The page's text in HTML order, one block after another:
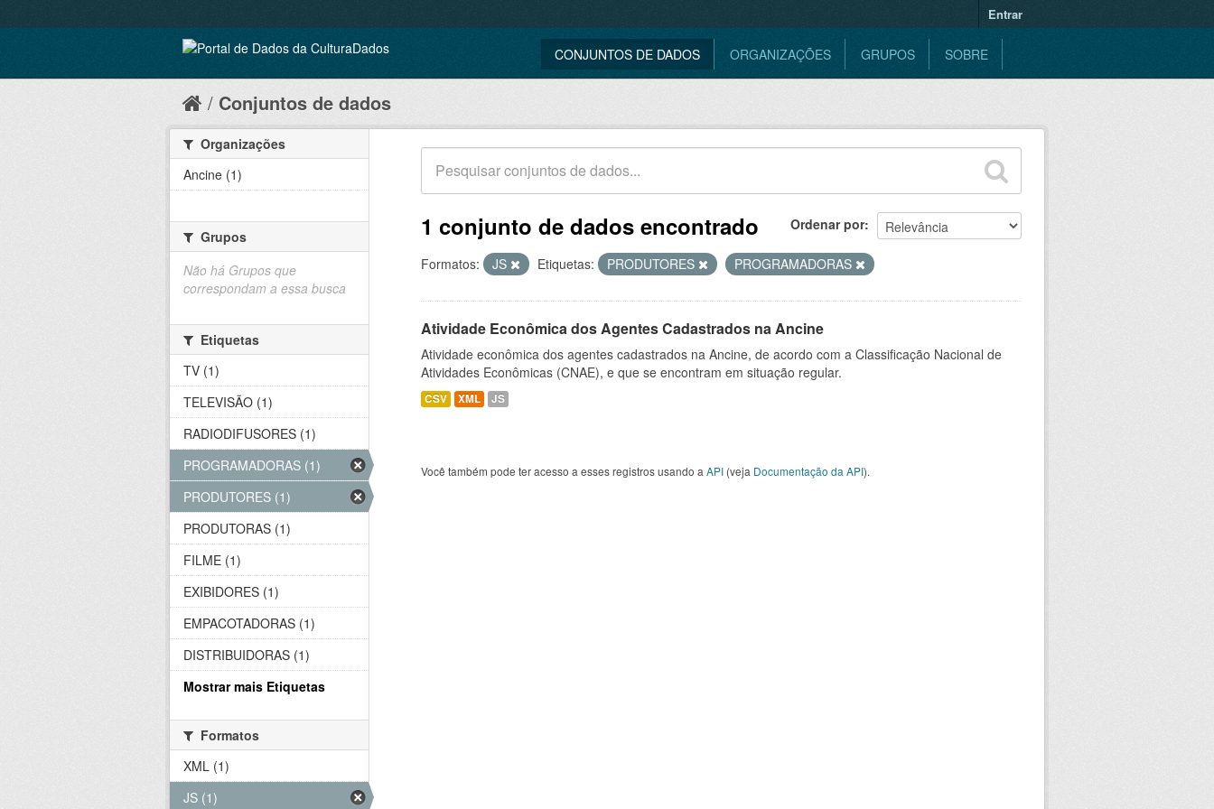
Entrar
CONJUNTOS DE DADOS ORGANIZAÇÕES GRUPOS SOBRE
Conjuntos de dados
Ordenar por
1 conjunto de dados encontrado
Formatos: JS Etiquetas: PRODUTORES PROGRAMADORAS
Atividade Econômica dos Agentes Cadastrados na Ancine
Atividade econômica dos agentes cadastrados na Ancine, de acordo com a Classificação Nacional de
Atividades Econômicas (CNAE), e que se encontram em situação regular.
CSV XML JS
Você também pode ter acesso a esses registros usando a API (veja Documentação da API).
Organizações
Ancine (1)
Grupos
Não há Grupos que
correspondam a essa busca
Etiquetas
TV (1)
TELEVISÃO (1)
RADIODIFUSORES (1)
PROGRAMADORAS (1)
PRODUTORES (1)
PRODUTORAS (1)
FILME (1)
EXIBIDORES (1)
EMPACOTADORAS (1)
DISTRIBUIDORAS (1)
Mostrar mais Etiquetas
Formatos
XML (1)
JS (1)